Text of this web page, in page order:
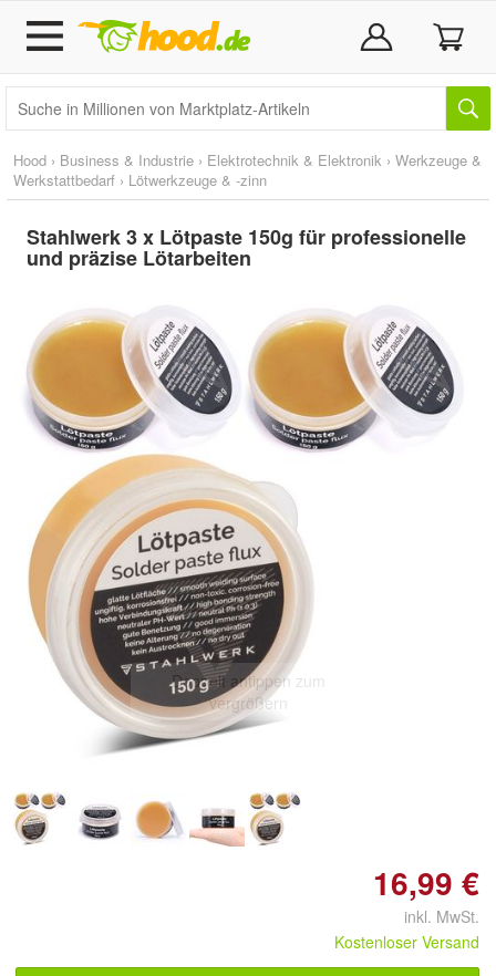
Hood › Business & Industrie › Elektrotechnik & Elektronik › Werkzeuge &
Werkstattbedarf › Lötwerkzeuge & -zinn
Stahlwerk 3 x Lötpaste 150g für professionelle
und präzise Lötarbeiten
Doppelt antippen zum
vergrößern
16,99 €
inkl. MwSt.
Kostenloser Versand